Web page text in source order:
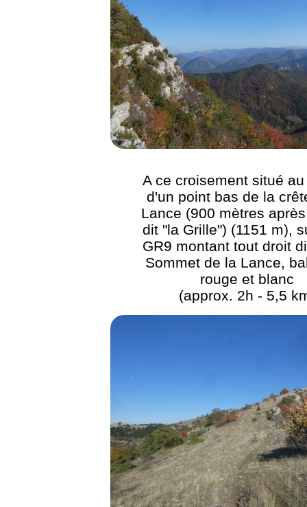
A ce croisement situé
d'un point bas de la
Lance (900 mètres
dit "la Grille") (1151 m),
GR9 montant tout droit
Sommet de la Lance,
rouge et blanc
(approx. 2h - 5,5